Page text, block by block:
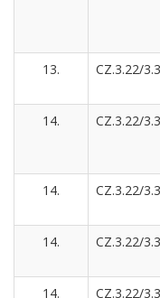
13. CZ.3.22/
14.
CZ.3.22/
14. CZ.3.22/
14. CZ.3.22/
14.
CZ.3.22/